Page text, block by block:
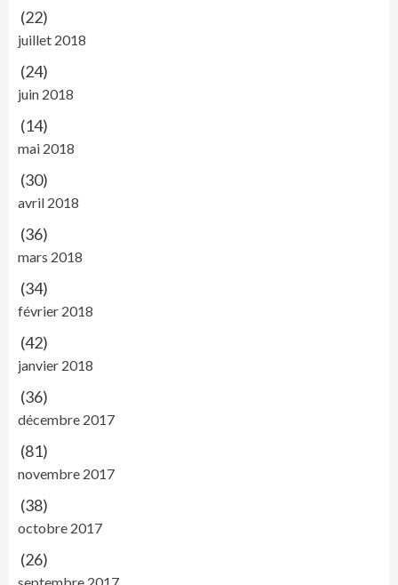
(22)
juillet 2018
(24)
juin 2018
(14)
mai 2018
(30)
avril 2018
(36)
mars 2018
(34)
février 2018
(42)
janvier 2018
(36)
décembre 2017
(81)
novembre 2017
(38)
octobre 2017
(26)